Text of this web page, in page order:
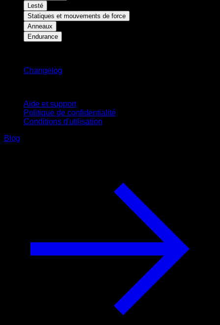
Lesté
Statiques et mouvements de force
Anneaux
Endurance
Changelog
Aide et support
Politique de confidentialité
Conditions d'utilisation
Blog